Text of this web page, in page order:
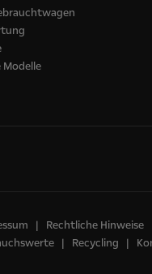
Rechtliche Hinweise
Recycling